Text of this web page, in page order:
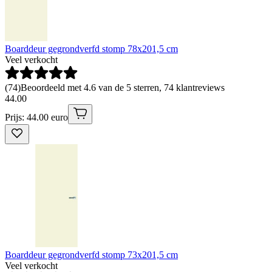
Boarddeur gegrondverfd stomp 78x201,5 cm
Veel verkocht
(74)Beoordeeld met 4.6 van de 5 sterren, 74 klantreviews
44.00
Prijs: 44.00 euro
Boarddeur gegrondverfd stomp 73x201,5 cm
Veel verkocht